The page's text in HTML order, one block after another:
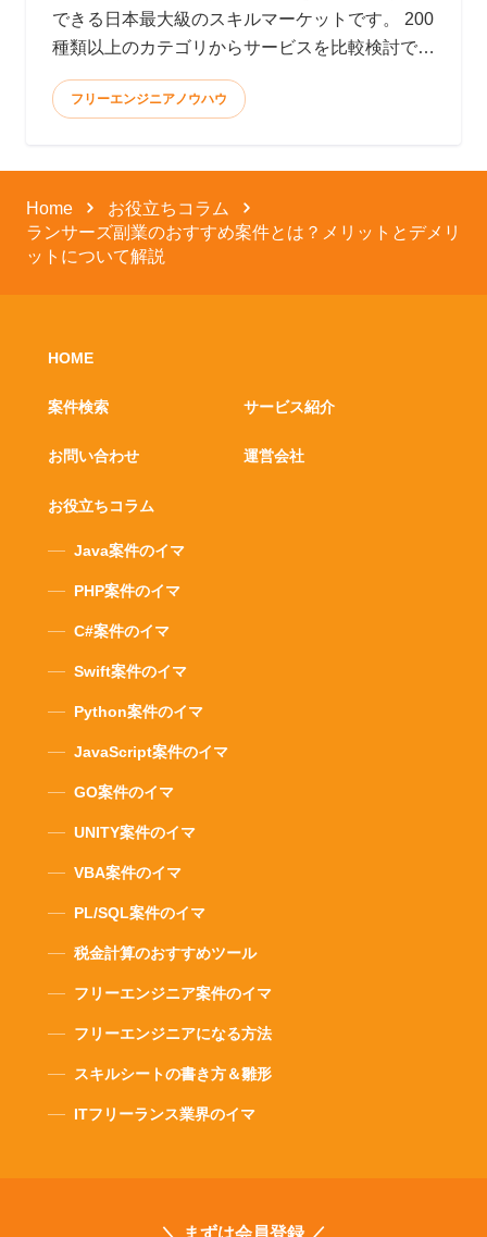
できる日本最大級のスキルマーケットです。 200
種類以上のカテゴリからサービスを比較検討で
き、全てオン
フリーエンジニアノウハウ
Home
お役立ちコラム
ランサーズ副業のおすすめ案件とは？メリットとデメリ
ットについて解説
HOME
案件検索 サービス紹介
運営会社
お問い合わせ
お役立ちコラム
Java案件のイマ
PHP案件のイマ
C#案件のイマ
Swift案件のイマ
Python案件のイマ
JavaScript案件のイマ
GO案件のイマ
UNITY案件のイマ
VBA案件のイマ
PL/SQL案件のイマ
税金計算のおすすめツール
フリーエンジニア案件のイマ
フリーエンジニアになる方法
スキルシートの書き方＆雛形
ITフリーランス業界のイマ
＼ まずは会員登録 ／